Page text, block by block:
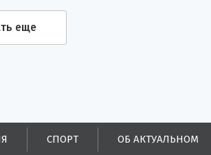
еще
СПОРТ ОБ АКТУАЛЬНОМ